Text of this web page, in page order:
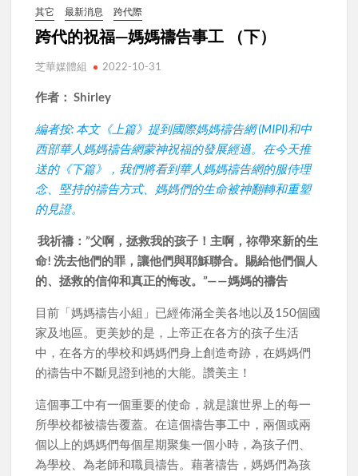
其它 最新消息 跨代際
跨代的祝福—媽媽禱告事工 （下）
芝華媒體組 2022-10-31
作者： Shirley
編者按: 本文《上篇》提到國際媽媽禱告網 (MIPI)和中
西部華人媽媽禱告網蒙神祝福的發展經過。在今天推
送的《下篇》，我們將看到華人媽媽禱告網的服侍理
念、堅持的禱告方式、媽媽們的生命被神翻轉和重塑
的見證。
我祈禱：”父啊，拯救我的孩子！主啊，祢帶來新的生
命! 洗去他們的罪，讓他們與耶穌聯合。賜給他們個人
的、拯救的信仰和真正的悔改。”——媽媽的禱告
目前「媽媽禱告小組」已經佈滿全美各地以及150個國
家及地區。更美妙的是，上帝正在各方的孩子生活
中，在各方的學校和媽媽們身上創造奇跡，在媽媽們
的禱告中不斷見證到祂的大能。讚美主！
這個事工中有一個重要的使命，就是讓世界上的每一
所學校都被禱告覆蓋。在這個禱告事工中，兩個或兩
個以上的媽媽們每個星期聚集一個小時，為孩子們、
為學校、為老師和職員禱告。藉著禱告，媽媽們為孩